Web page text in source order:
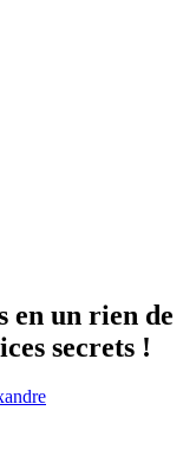
en un rien de
secrets !